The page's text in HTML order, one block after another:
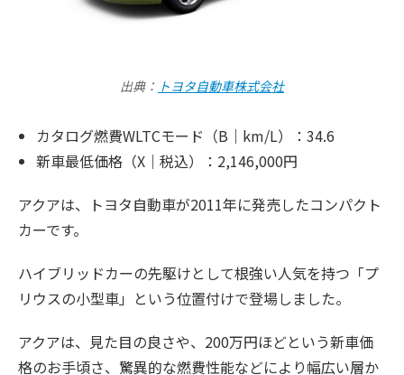
出典： トヨタ自動車株式会社
カタログ燃費WLTCモード（B｜km/L）：34.6
新車最低価格（X｜税込）：2,146,000円
アクアは、トヨタ自動車が2011年に発売したコンパクト
カーです。
ハイブリッドカーの先駆けとして根強い人気を持つ「プ
リウスの小型車」という位置付けで登場しました。
アクアは、見た目の良さや、200万円ほどという新車価
格のお手頃さ、驚異的な燃費性能などにより幅広い層か